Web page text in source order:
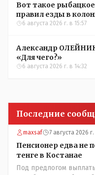
Вот такое
правил езды в
участников
6 августа 2026 г. в 15:57
Александр
«Для чего?»
6 августа 2026 г. в 14:32
Последние
maxsaf 7 августа 2026
Пенсионер едва не
тенге в Костанае
Под предлогом